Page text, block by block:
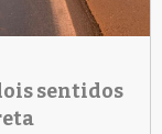
sentidos